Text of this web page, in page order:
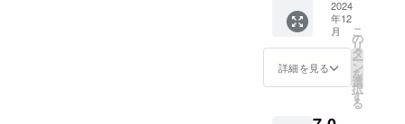
願いし
ます、
記入忘
れが
あった
ト表記
＆名前
読み上
げの実
施 ※掲
載期間
はLive
2024
年12
月
詳細を見る
こ
の
リ
タ
ー
ン
を
選
択
す
る